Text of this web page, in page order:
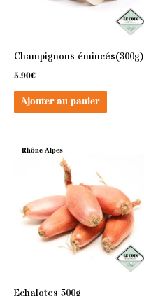
Champignons émincés(300g)
5.90€
Ajouter au panier
Rhône Alpes
Echalotes 500g